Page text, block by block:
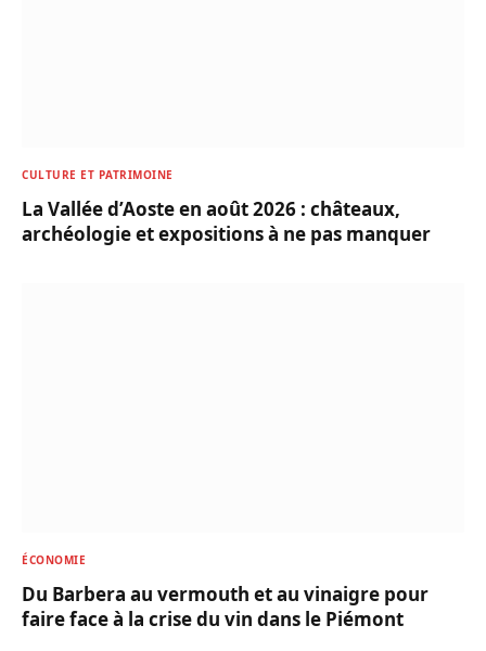
CULTURE ET PATRIMOINE
La Vallée d’Aoste en août 2026 : châteaux,
archéologie et expositions à ne pas manquer
ÉCONOMIE
Du Barbera au vermouth et au vinaigre pour
faire face à la crise du vin dans le Piémont